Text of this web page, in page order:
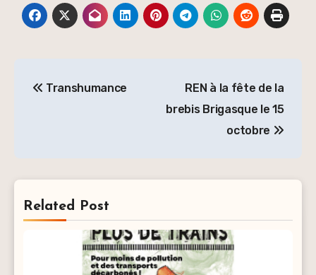
Transhumance
REN à la fête de la
brebis Brigasque le 15
octobre
Related Post